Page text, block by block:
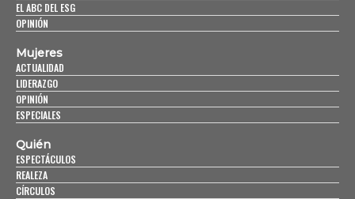
EL ABC DEL ESG
OPINIÓN
Mujeres
ACTUALIDAD
LIDERAZGO
OPINIÓN
ESPECIALES
Quién
ESPECTÁCULOS
REALEZA
CÍRCULOS